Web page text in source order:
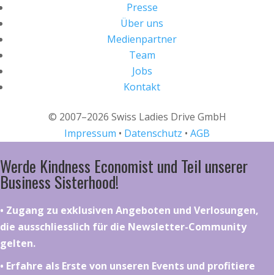
Presse
Über uns
Medienpartner
Team
Jobs
Kontakt
© 2007–2026 Swiss Ladies Drive GmbH
Impressum • Datenschutz • AGB
Werde Kindness Economist und Teil unserer
Business Sisterhood!
•⁠ ⁠⁠Zugang zu exklusiven Angeboten und Verlosungen,
die ausschliesslich für die Newsletter-Community
gelten.
•⁠ ⁠⁠Erfahre als Erste von unseren Events und profitiere